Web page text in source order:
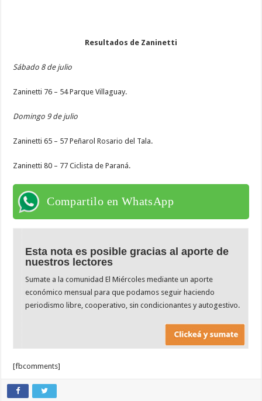
Resultados de Zaninetti
Sábado 8 de julio
Zaninetti 76 – 54 Parque Villaguay.
Domingo 9 de julio
Zaninetti 65 – 57 Peñarol Rosario del Tala.
Zaninetti 80 – 77 Ciclista de Paraná.
Compartilo en WhatsApp
Esta nota es posible gracias al aporte de
nuestros lectores
Sumate a la comunidad El Miércoles mediante un aporte
económico mensual para que podamos seguir haciendo
periodismo libre, cooperativo, sin condicionantes y autogestivo.
[fbcomments]